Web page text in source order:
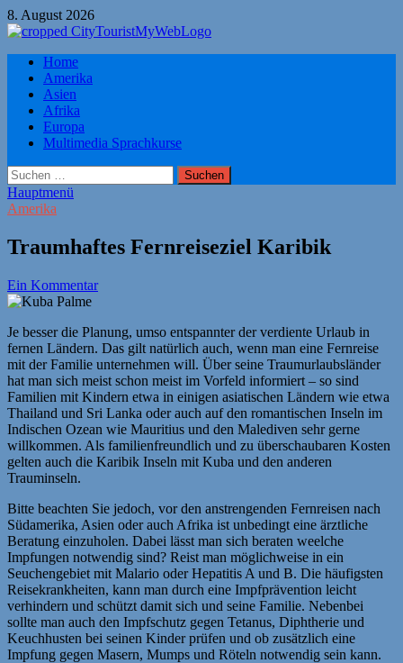
Zum
Inhalt
8. August 2026
Citytourist Reise Tipps
Urlaub, Ferien, Flüge, Freizeit, Reise
Home
Amerika
Asien
Afrika
Europa
Multimedia Sprachkurse
Suchen
nach:
Hauptmenü
Amerika
Traumhaftes Fernreiseziel Karibik
Ein Kommentar
Je besser die Planung, umso entspannter der verdiente Urlaub in
fernen Ländern. Das gilt natürlich auch, wenn man eine Fernreise
mit der Familie unternehmen will. Über seine Traumurlaubsländer
hat man sich meist schon meist im Vorfeld informiert – so sind
Familien mit Kindern etwa in einigen asiatischen Ländern wie etwa
Thailand und Sri Lanka oder auch auf den romantischen Inseln im
Indischen Ozean wie Mauritius und den Malediven sehr gerne
willkommen. Als familienfreundlich und zu überschaubaren Kosten
gelten auch die Karibik Inseln mit Kuba und den anderen
Trauminseln.
Bitte beachten Sie jedoch, vor den anstrengenden Fernreisen nach
Südamerika, Asien oder auch Afrika ist unbedingt eine ärztliche
Beratung einzuholen. Dabei lässt man sich beraten weelche
Impfungen notwendig sind? Reist man möglichweise in ein
Seuchengebiet mit Malario oder Hepatitis A und B. Die häufigsten
Reisekrankheiten, kann man durch eine Impfprävention leicht
verhindern und schützt damit sich und seine Familie. Nebenbei
sollte man auch den Impfschutz gegen Tetanus, Diphtherie und
Keuchhusten bei seinen Kinder prüfen und ob zusätzlich eine
Impfung gegen Masern, Mumps und Röteln notwendig sein kann.